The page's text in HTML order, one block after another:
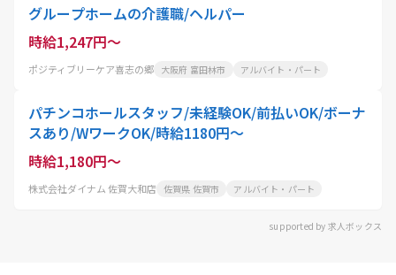
グループホームの介護職/ヘルパー
時給1,247円～
ポジティブリーケア喜志の郷 大阪府 富田林市 アルバイト・パート
パチンコホールスタッフ/未経験OK/前払いOK/ボーナ
スあり/WワークOK/時給1180円～
時給1,180円～
株式会社ダイナム 佐賀大和店 佐賀県 佐賀市 アルバイト・パート
supported by 求人ボックス